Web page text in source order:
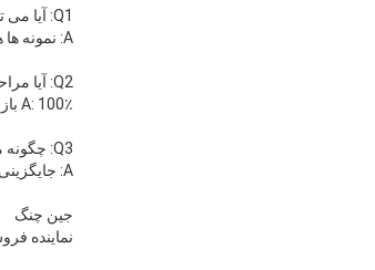
Q1: آیا می توانم نمونه ای برای آزمایش داشته باشم؟
A: نمونه ها هنوز باید پرداخت شوند، اما قیمت با تخفیف قابل ارائه است.
Q2: آیا مراحل بازرسی را دارید؟
A: 100٪ بازرسی و آزمایش دقیق برای هر سفارش قبل از بسته بندی.
Q3: چگونه می توانم خدمات پس از فروش را دریافت کنم؟
A: جایگزینی رایگان پس از مشکلات ناشی از کیفیت محصول ما فراهم می کند.
جین چنگ
نماینده